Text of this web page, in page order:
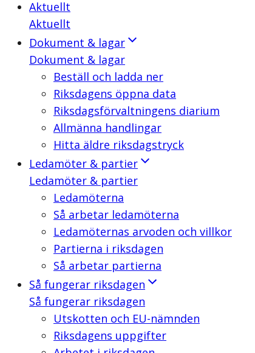
Aktuellt
Aktuellt
Dokument & lagar
Dokument & lagar
Beställ och ladda ner
Riksdagens öppna data
Riksdagsförvaltningens diarium
Allmänna handlingar
Hitta äldre riksdagstryck
Ledamöter & partier
Ledamöter & partier
Ledamöterna
Så arbetar ledamöterna
Ledamöternas arvoden och villkor
Partierna i riksdagen
Så arbetar partierna
Så fungerar riksdagen
Så fungerar riksdagen
Utskotten och EU-nämnden
Riksdagens uppgifter